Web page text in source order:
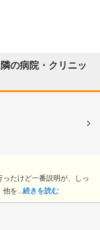
の病院・クリニッ
たけど一番説明が、しっ
を... 続きを読む